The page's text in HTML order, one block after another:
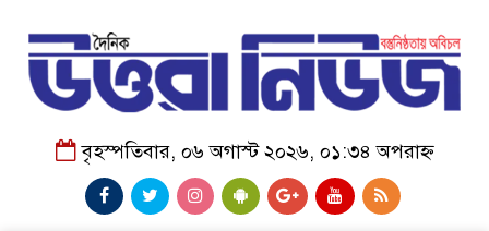
বৃহস্পতিবার, ০৬ অগাস্ট ২০২৬, ০১:৩৪ অপরাহ্ন